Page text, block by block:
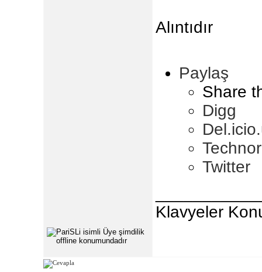
Alıntıdır
Paylaş
Share
Digg
Twitter
Klavyeler